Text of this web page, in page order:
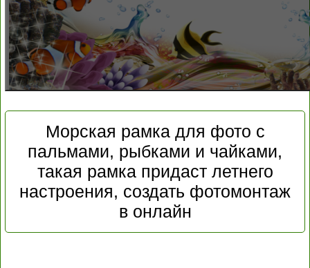
Морская рамка для фото с
пальмами, рыбками и чайками,
такая рамка придаст летнего
настроения, создать фотомонтаж
в онлайн